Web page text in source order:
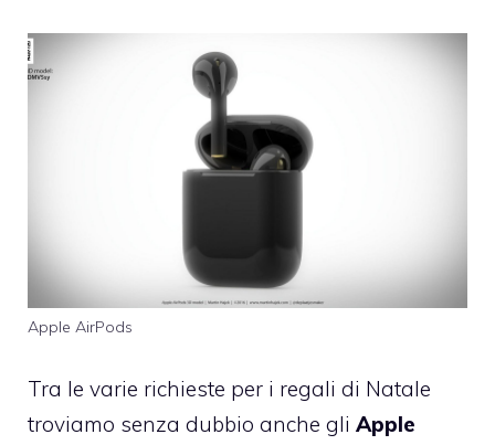
Apple AirPods
Tra le varie richieste per i regali di Natale
troviamo senza dubbio anche gli Apple